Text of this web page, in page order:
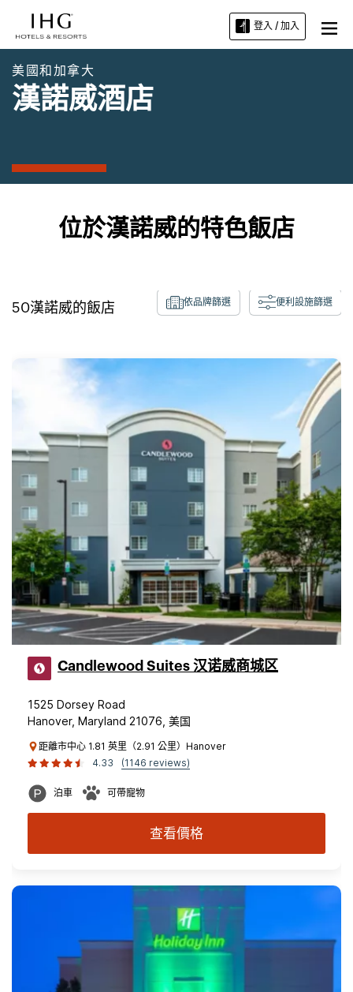
登入 / 加入
美國和加拿大
漢諾威酒店
位於漢諾威的特色飯店
50漢諾威的飯店 依品牌篩選 便利設施篩選
Candlewood Suites 汉诺威商城区
1525 Dorsey Road
Hanover, Maryland 21076, 美国
距離市中心 1.81 英里（2.91 公里）Hanover
4.33
(1146 reviews)
泊車 可帶寵物
查看價格